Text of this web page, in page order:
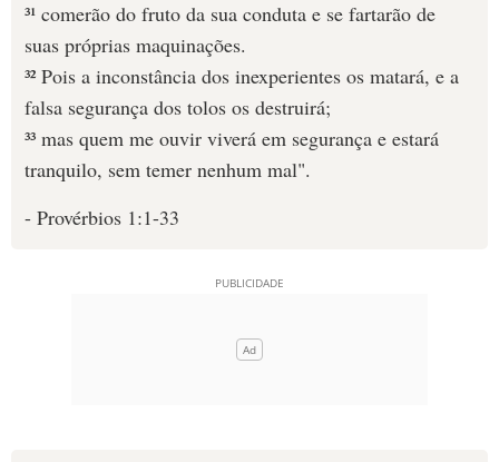
³¹ comerão do fruto da sua conduta e se fartarão de
suas próprias maquinações.
³² Pois a inconstância dos inexperientes os matará, e a
falsa segurança dos tolos os destruirá;
³³ mas quem me ouvir viverá em segurança e estará
tranquilo, sem temer nenhum mal".
- Provérbios 1:1-33